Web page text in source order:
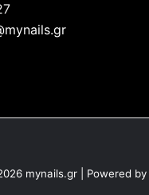
mynails.gr | Powered